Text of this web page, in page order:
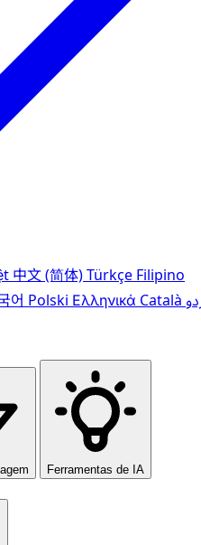
中文 (简体)Türkçe Filipino
어 Polski Ελληνικά Català
Ferramentas de IA